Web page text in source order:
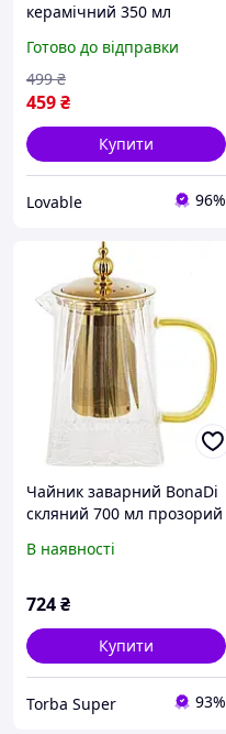
керамічний 350 мл
заварник для чаю
(кераміка), бежевий
Готово до відправки
459₴
499 ₴
Купити
Lovable 96%
Чайник заварний BonaDi
скляний 700 мл прозорий
золото (564959)
В наявності
724₴
Купити
Torba Super 93%